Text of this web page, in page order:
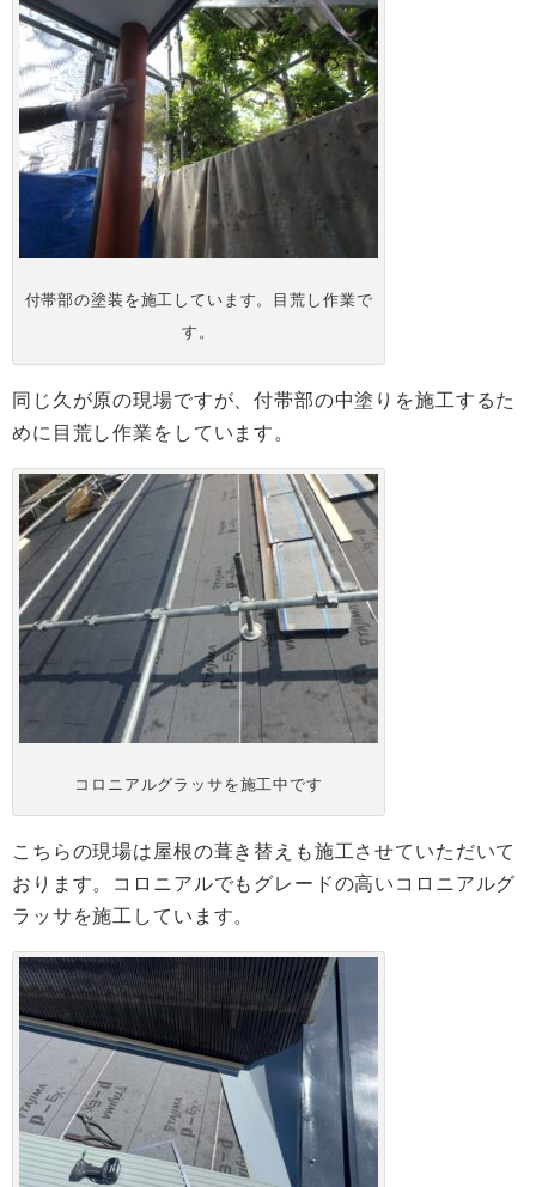
付帯部の塗装を施工しています。目荒し作業で
す。
同じ久が原の現場ですが、付帯部の中塗りを施工するた
めに目荒し作業をしています。
コロニアルグラッサを施工中です
こちらの現場は屋根の葺き替えも施工させていただいて
おります。コロニアルでもグレードの高いコロニアルグ
ラッサを施工しています。